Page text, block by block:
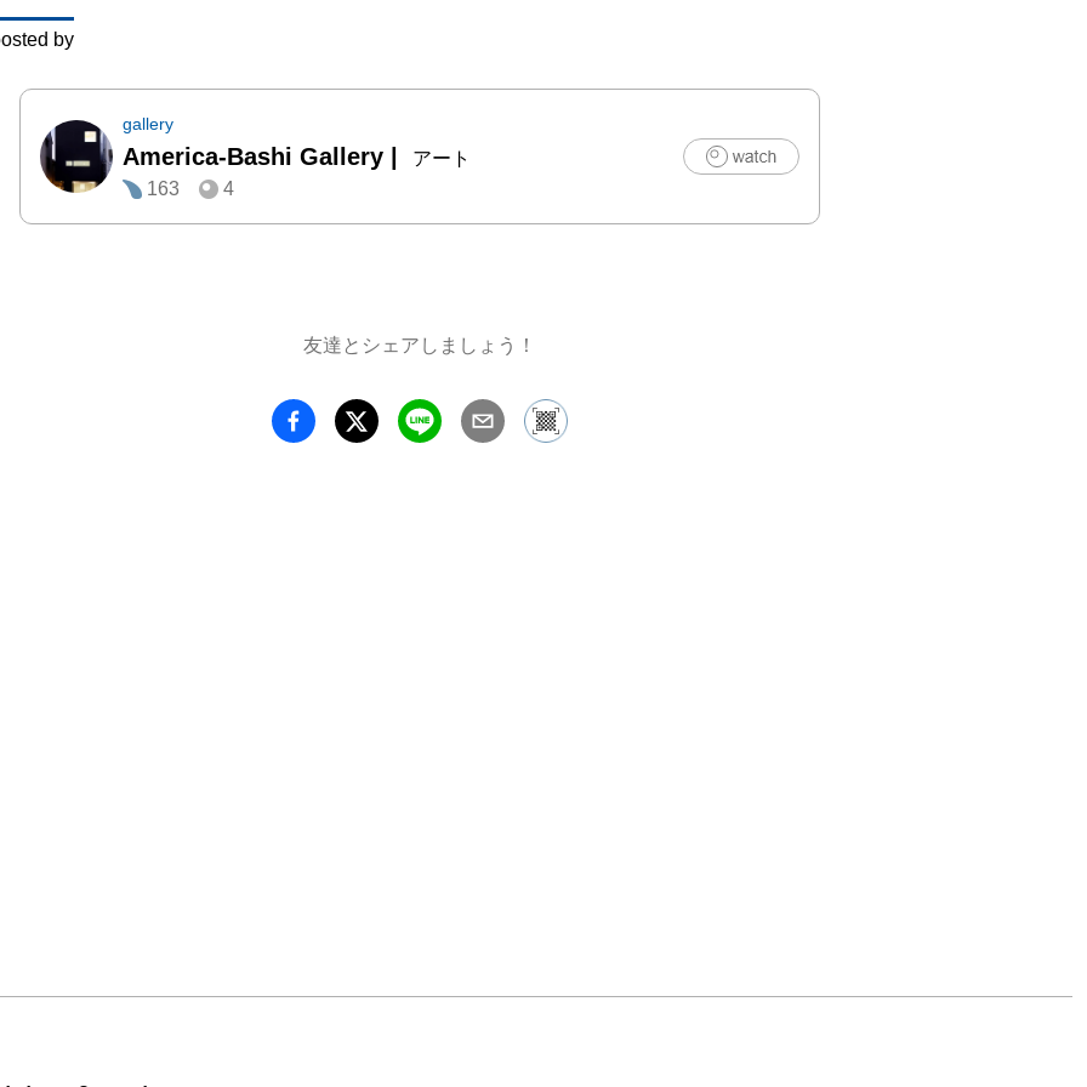
by
gallery
America-Bashi Gallery |
アート
163
4
友達とシェアしましょう！